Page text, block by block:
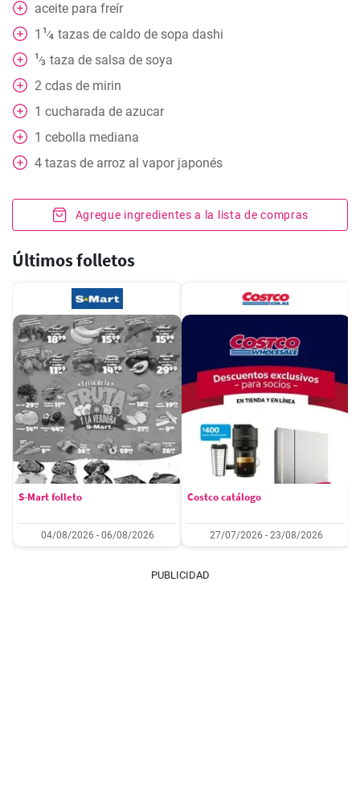
aceite para freír
1 1⁄4 tazas de caldo de sopa dashi
1⁄3 taza de salsa de soya
2 cdas de mirin
1 cucharada de azucar
1 cebolla mediana
4 tazas de arroz al vapor japonés
Agregue ingredientes a la lista de compras
Últimos folletos
S-Mart folleto
04/08/2026 - 06/08/2026
Costco catálogo
27/07/2026 - 23/08/2026
PUBLICIDAD